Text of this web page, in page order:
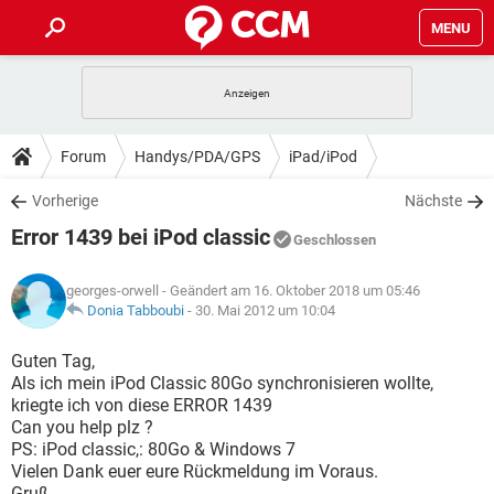
MENU
ANDROID IOS
WINDOWS 10
WHATSAPP TIKTOK
FACEBOOK
TIPPS & TRICKS
SPIELE STREAMING
WHATSAPP TIKTOK
FACEBOOK
DOWNLOADS
SPIELE STREAMING
ANDROID
WINDOWS 10 INSTAGRAM
WHATSAPP
FACEBOOK HARDWARE
SPIELE STREAMING
ANDROID
WINDOWS 10
WHATSAPP TIKTOK
FACEBOOK HARDWARE
LEXIKON
SPIELE
ANDROID IOS
WINDOWS 10
WHATSAPP TIKTOK
Forum Handys/PDA/GPS iPad/iPod
Vorherige Nächste
Error 1439 bei iPod classic Geschlossen
georges-orwell - Geändert am 16. Oktober 2018 um 05:46
Donia Tabboubi - 30. Mai 2012 um 10:04
Guten Tag,
Als ich mein iPod Classic 80Go synchronisieren wollte,
kriegte ich von diese ERROR 1439
Can you help plz ?
PS: iPod classic,: 80Go & Windows 7
Vielen Dank euer eure Rückmeldung im Voraus.